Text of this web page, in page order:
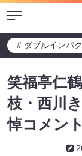
Menu
# ダブルインパ
笑福亭仁
枝・西川
悼コメント